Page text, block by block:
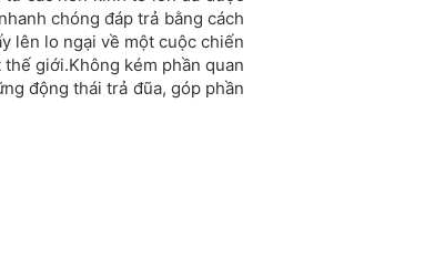
chóng đáp trả bằng cách
lên lo ngại về một cuộc chiến
giới.Không kém phần quan
động thái trả đũa, góp phần